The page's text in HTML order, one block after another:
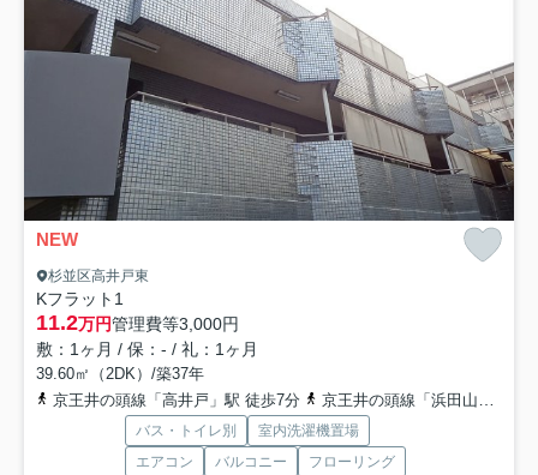
NEW
杉並区高井戸東
Kフラット1
11.2万円管理費等3,000円
敷：1ヶ月 / 保：- / 礼：1ヶ月
39.60㎡（2DK）/築37年
京王井の頭線「高井戸」駅 徒歩7分
京王井の頭線「浜田山」駅 徒歩11分
バス・トイレ別
室内洗濯機置場
エアコン
バルコニー
フローリング